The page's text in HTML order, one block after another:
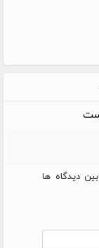
دیدگاه ها